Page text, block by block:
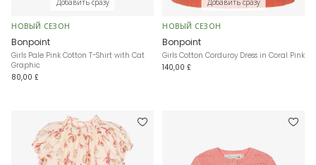
Добавить сразу
НОВЫЙ СЕЗОН
Bonpoint
Girls Pale Pink Cotton T-Shirt with Cat
Graphic
80,00 £
Добавить сразу
НОВЫЙ СЕЗОН
Bonpoint
Girls Cotton Corduroy Dress in Coral Pink
140,00 £